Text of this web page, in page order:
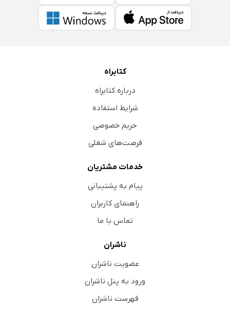
کتابراه
درباره کتابراه
شرایط استفاده
حریم خصوصی
فرصت‌های شغلی
خدمات مشتریان
پیام به پشتیبانی
راهنمای کاربران
تماس با ما
ناشران
عضویت ناشران
ورود به پنل ناشران
فهرست ناشران